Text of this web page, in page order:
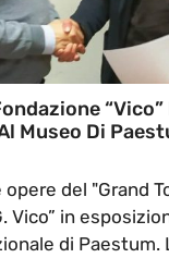
“Vico”
Museo Di
opere del "Grand
Vico” in
di Paestum.